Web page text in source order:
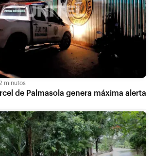
minutos
de Palmasola genera máxima alerta